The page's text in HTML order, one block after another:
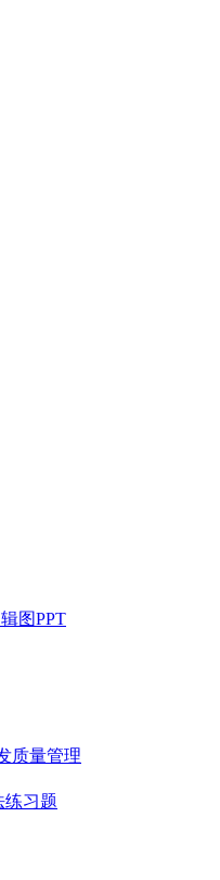
图PPT
质量管理
练习题